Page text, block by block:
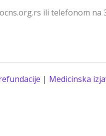
ili telefonom na
| Medicinska